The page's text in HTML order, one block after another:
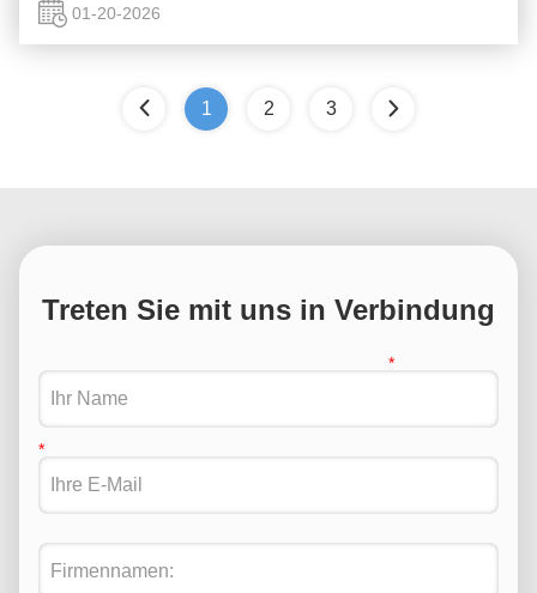
vorausschauend und ...
01-20-2026
1 2 3
Treten Sie mit uns in Verbindung